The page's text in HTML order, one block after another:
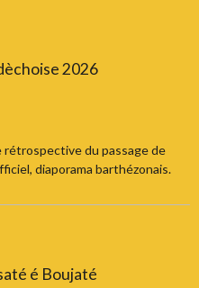
2026
rétrospective du passage de
diaporama barthézonais.
é Boujaté